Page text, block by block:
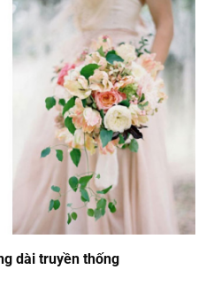
dài truyền thống